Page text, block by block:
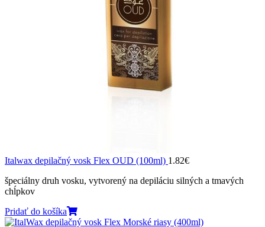
Italwax depilačný vosk Flex OUD (100ml) 1.82€
špeciálny druh vosku, vytvorený na depiláciu silných a tmavých
chĺpkov
Pridať do košíka